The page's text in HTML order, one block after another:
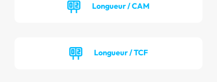
Longueur / CAM
Longueur / TCF